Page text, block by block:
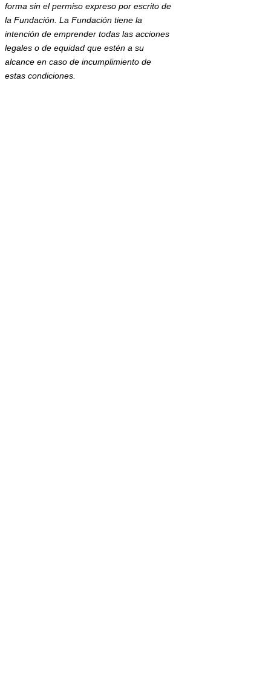
forma sin el permiso expreso por escrito de
la Fundación. La Fundación tiene la
intención de emprender todas las acciones
legales o de equidad que estén a su
alcance en caso de incumplimiento de
estas condiciones.